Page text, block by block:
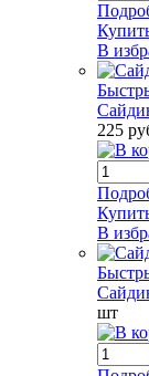
В
225
В
шт